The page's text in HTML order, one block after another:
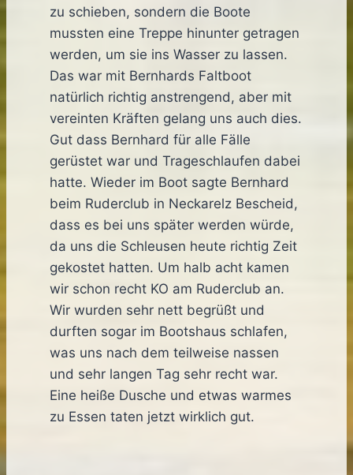
zu schieben, sondern die Boote
mussten eine Treppe hinunter getragen
werden, um sie ins Wasser zu lassen.
Das war mit Bernhards Faltboot
natürlich richtig anstrengend, aber mit
vereinten Kräften gelang uns auch dies.
Gut dass Bernhard für alle Fälle
gerüstet war und Trageschlaufen dabei
hatte. Wieder im Boot sagte Bernhard
beim Ruderclub in Neckarelz Bescheid,
dass es bei uns später werden würde,
da uns die Schleusen heute richtig Zeit
gekostet hatten. Um halb acht kamen
wir schon recht KO am Ruderclub an.
Wir wurden sehr nett begrüßt und
durften sogar im Bootshaus schlafen,
was uns nach dem teilweise nassen
und sehr langen Tag sehr recht war.
Eine heiße Dusche und etwas warmes
zu Essen taten jetzt wirklich gut.